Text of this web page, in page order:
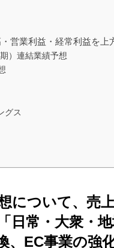
営業利益・経常利益を上
）連結業績予想
グス
について、売
日常・大衆・
、EC事業の強